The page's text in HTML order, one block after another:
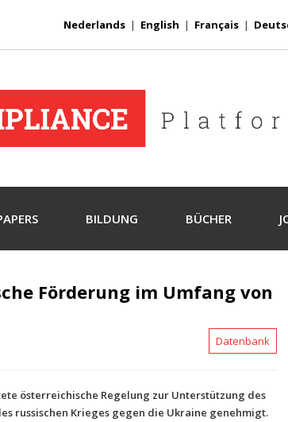
Nederlands | English | Français |
BILDUNG BÜCHER
Förderung im Umfang von
Datenbank
österreichische Regelung zur Unterstützung des
russischen Krieges gegen die Ukraine genehmigt.